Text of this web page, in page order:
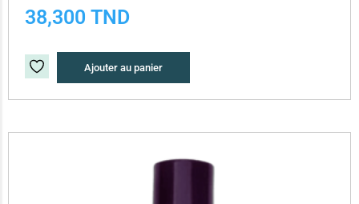
38,300 TND
Ajouter au panier